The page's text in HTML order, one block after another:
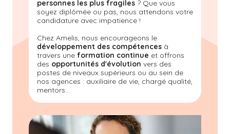
personnes les plus fragiles ? Que vous
soyez diplômée ou pas, nous attendons votre
candidature avec impatience !
Chez Amelis, nous encourageons le
développement des compétences à
travers une formation continue et offrons
des opportunités d'évolution vers des
postes de niveaux supérieurs ou au sein de
nos agences : auxiliaire de vie, chargé qualité,
mentors...